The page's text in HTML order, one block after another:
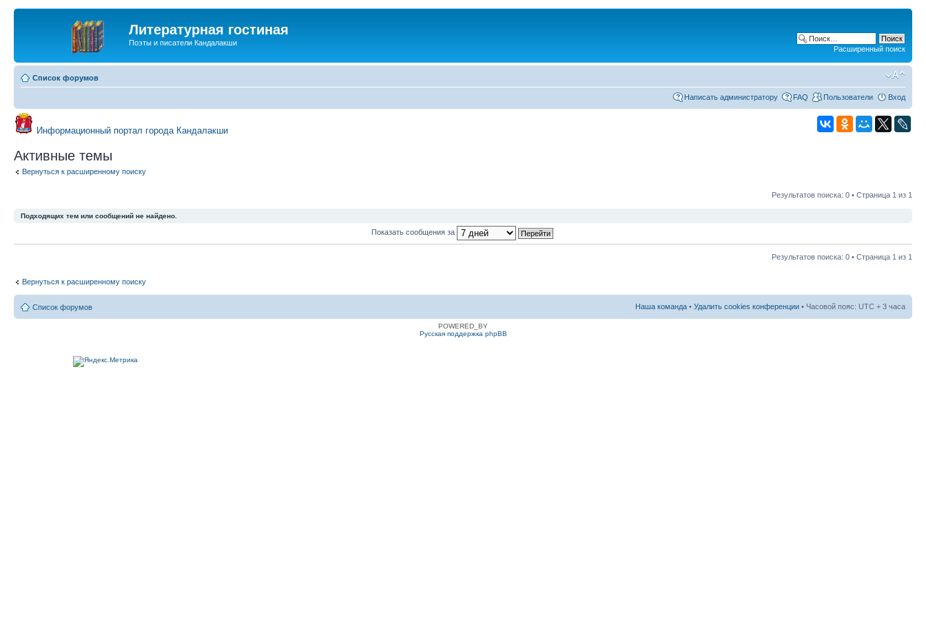
Литературная гостиная
Поэты и писатели Кандалакши
Расширенный поиск
Список форумов
Написать администратору FAQ Пользователи Вход
Информационный портал города Кандалакши
Активные темы
Вернуться к расширенному поиску
Результатов поиска: 0 • Страница 1 из 1
Подходящих тем или сообщений не найдено.
Показать сообщения за
Результатов поиска: 0 • Страница 1 из 1
Вернуться к расширенному поиску
Список форумов Наша команда • Удалить cookies конференции • Часовой пояс: UTC + 3 часа
POWERED_BY
Русская поддержка phpBB